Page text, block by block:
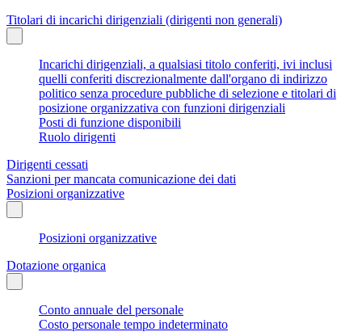
Titolari di incarichi dirigenziali (dirigenti non generali)
Incarichi dirigenziali, a qualsiasi titolo conferiti, ivi inclusi
quelli conferiti discrezionalmente dall'organo di indirizzo
politico senza procedure pubbliche di selezione e titolari di
posizione organizzativa con funzioni dirigenziali
Posti di funzione disponibili
Ruolo dirigenti
Dirigenti cessati
Sanzioni per mancata comunicazione dei dati
Posizioni organizzative
Posizioni organizzative
Dotazione organica
Conto annuale del personale
Costo personale tempo indeterminato